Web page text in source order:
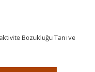
Bozukluğu Tanı ve